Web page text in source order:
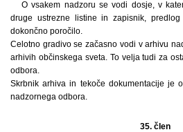
O vsakem nadzoru se vodi dosje, v
druge ustrezne listine in zapisnik,
dokončno poročilo.
Celotno gradivo se začasno vodi v arhivu
arhivih občinskega sveta. To velja tudi za
odbora.
Skrbnik arhiva in tekoče dokumentacije je
nadzornega odbora.
35. člen